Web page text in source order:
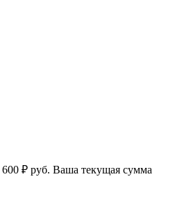
600 ₽ руб. Ваша текущая сумма